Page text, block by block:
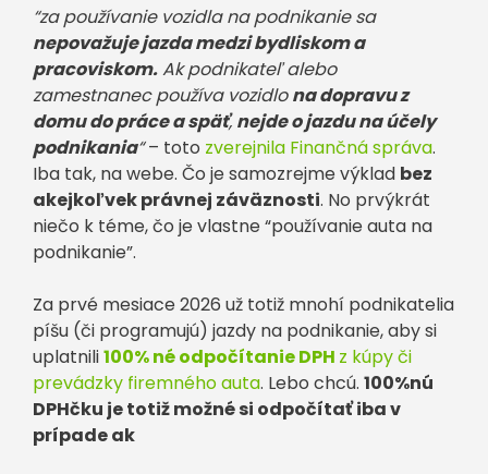
“za používanie vozidla na podnikanie sa
nepovažuje jazda medzi bydliskom a
pracoviskom.Ak podnikateľ alebo
zamestnanec používa vozidlona dopravu z
domu do práce a späť,nejde o jazdu na účely
podnikania“– toto zverejnila Finančná správa.
Iba tak, na webe. Čo je samozrejme výklad bez
akejkoľvek právnej záväznosti. No prvýkrát
niečo k téme, čo je vlastne “používanie auta na
podnikanie”.
Za prvé mesiace 2026 už totiž mnohí podnikatelia
píšu (či programujú) jazdy na podnikanie, aby si
uplatnili100% né odpočítanie DPH z kúpy či
prevádzky firemného auta. Lebo chcú. 100%nú
DPHčku je totiž možné si odpočítať iba v
prípade ak